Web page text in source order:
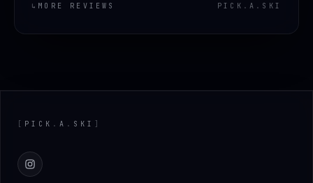
↳ MORE REVIEWS PICK . A . SKI
[ PICK . A . SKI ]
Instagram